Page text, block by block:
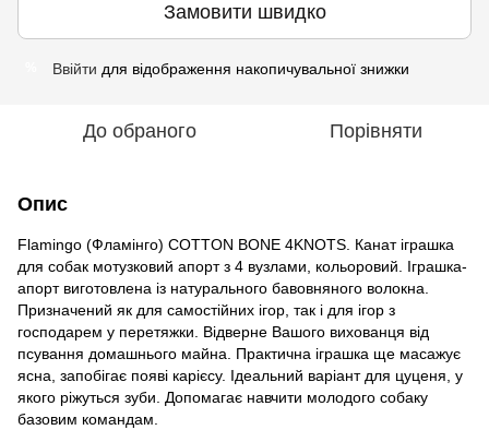
Замовити швидко
Ввійти для відображення накопичувальної знижки
До обраного Порівняти
Опис
Flamingo (Фламінго) COTTON BONE 4KNOTS. Канат іграшка
для собак мотузковий апорт з 4 вузлами, кольоровий. Іграшка-
апорт виготовлена із натурального бавовняного волокна.
Призначений як для самостійних ігор, так і для ігор з
господарем у перетяжки. Відверне Вашого вихованця від
псування домашнього майна. Практична іграшка ще масажує
ясна, запобігає появі карієсу. Ідеальний варіант для цуценя, у
якого ріжуться зуби. Допомагає навчити молодого собаку
базовим командам.